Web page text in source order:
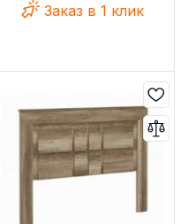
Заказ в 1 клик